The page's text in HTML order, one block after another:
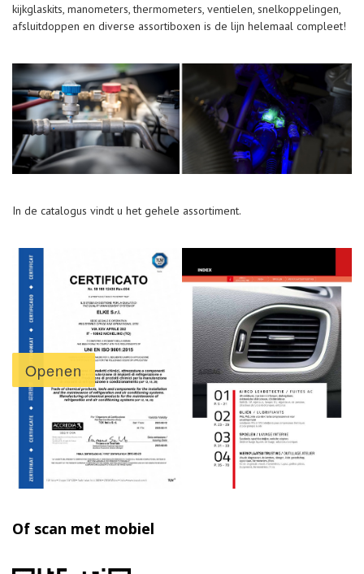
kijkglaskits, manometers, thermometers, ventielen, snelkoppelingen,
afsluitdoppen en diverse assortiboxen is de lijn helemaal compleet!
In de catalogus vindt u het gehele assortiment.
Of scan met mobiel